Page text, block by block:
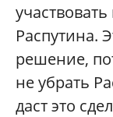
Распутина.
решение,
не убрать
даст это